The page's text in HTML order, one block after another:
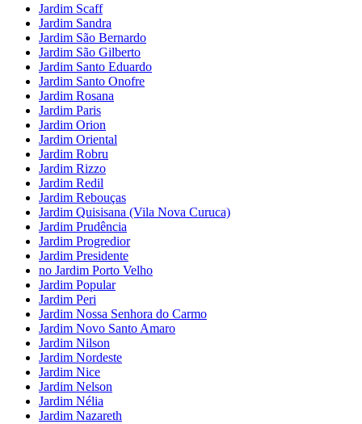
Jardim Scaff
Jardim Sandra
Jardim São Bernardo
Jardim São Gilberto
Jardim Santo Eduardo
Jardim Santo Onofre
Jardim Rosana
Jardim Paris
Jardim Orion
Jardim Oriental
Jardim Robru
Jardim Rizzo
Jardim Redil
Jardim Rebouças
Jardim Quisisana (Vila Nova Curuca)
Jardim Prudência
Jardim Progredior
Jardim Presidente
no Jardim Porto Velho
Jardim Popular
Jardim Peri
Jardim Nossa Senhora do Carmo
Jardim Novo Santo Amaro
Jardim Nilson
Jardim Nordeste
Jardim Nice
Jardim Nelson
Jardim Nélia
Jardim Nazareth